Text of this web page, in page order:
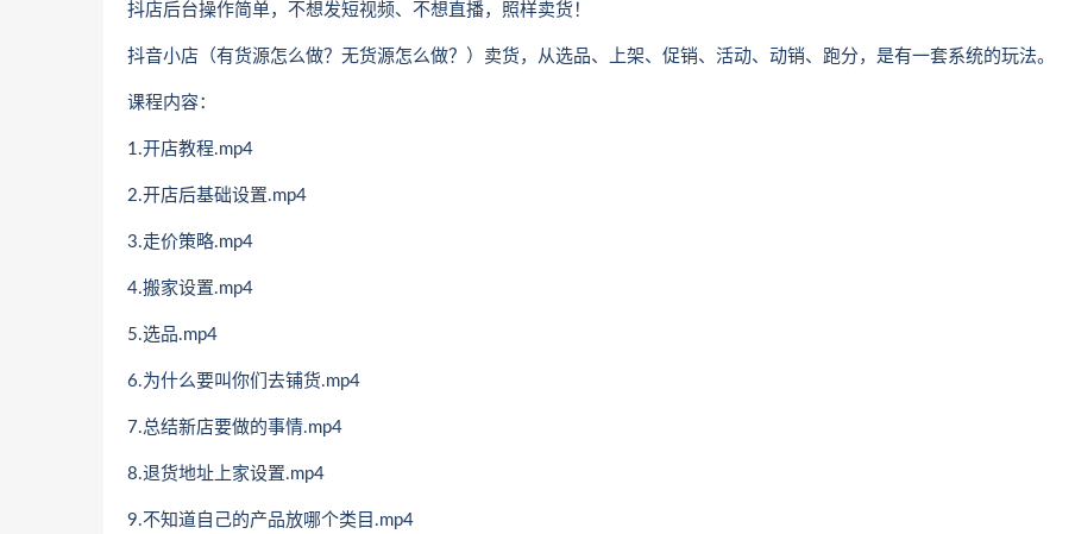
抖店后台操作简单，不想发短视频、不想直播，照样卖货！
抖音小店（有货源怎么做？无货源怎么做？）卖货，从选品、上架、促销、活动、动销、跑分，是有一套系统的玩法。
课程内容：
1.开店教程.mp4
2.开店后基础设置.mp4
3.走价策略.mp4
4.搬家设置.mp4
5.选品.mp4
6.为什么要叫你们去铺货.mp4
7.总结新店要做的事情.mp4
8.退货地址上家设置.mp4
9.不知道自己的产品放哪个类目.mp4